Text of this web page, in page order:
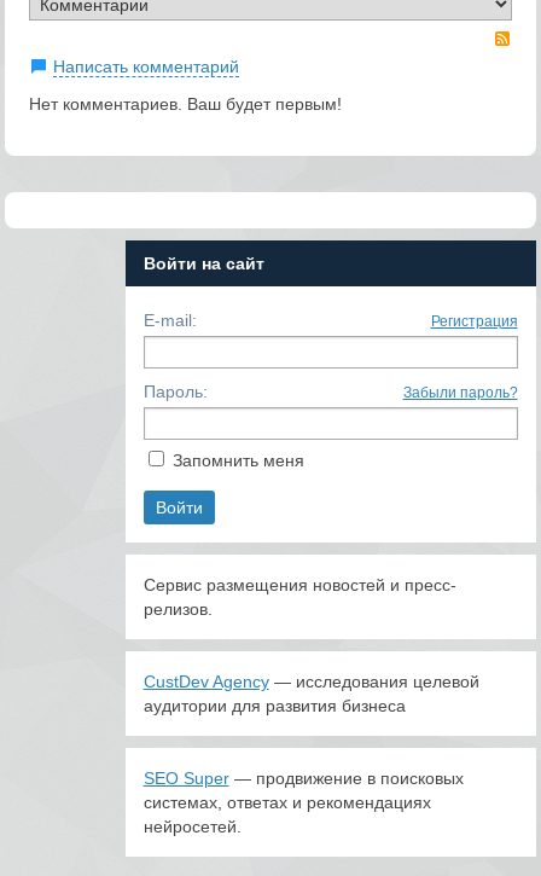
Написать комментарий
Нет комментариев. Ваш будет первым!
Войти на сайт
E-mail: Регистрация
Пароль: Забыли пароль?
Запомнить меня
Сервис размещения новостей и пресс-
релизов.
CustDev Agency— исследования целевой
аудитории для развития бизнеса
SEO Super— продвижение в поисковых
системах, ответах и рекомендациях
нейросетей.